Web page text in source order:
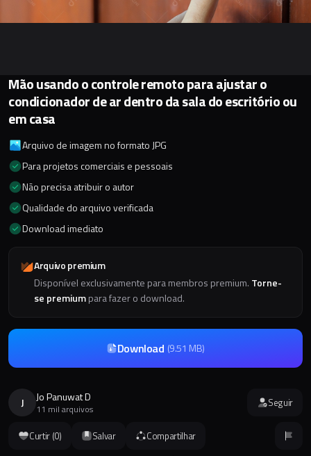
Curtir (0) Salvar Compartilhar
Mão usando o controle remoto para ajustar o
condicionador de ar dentro da sala do escritório ou
em casa
Arquivo de imagem no formato JPG
Para projetos comerciais e pessoais
Não precisa atribuir o autor
Qualidade do arquivo verificada
Download imediato
Arquivo premium
Disponível exclusivamente para membros premium. Torne-
se premiumpara fazer o download.
Download (9.51 MB)
J Jo Panuwat D
11 mil arquivos Seguir